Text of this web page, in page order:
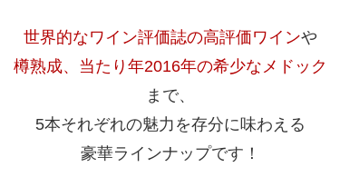
世界的なワイン評価誌の高評価ワインや
樽熟成、当たり年2016年の希少なメドック
まで、
5本それぞれの魅力を存分に味わえる
豪華ラインナップです！